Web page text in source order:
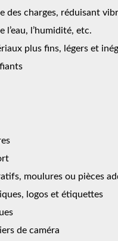
des charges, réduisant
l’humidité, etc.
plus fins, légers et
moulures ou pièces
logos et étiquettes
de caméra